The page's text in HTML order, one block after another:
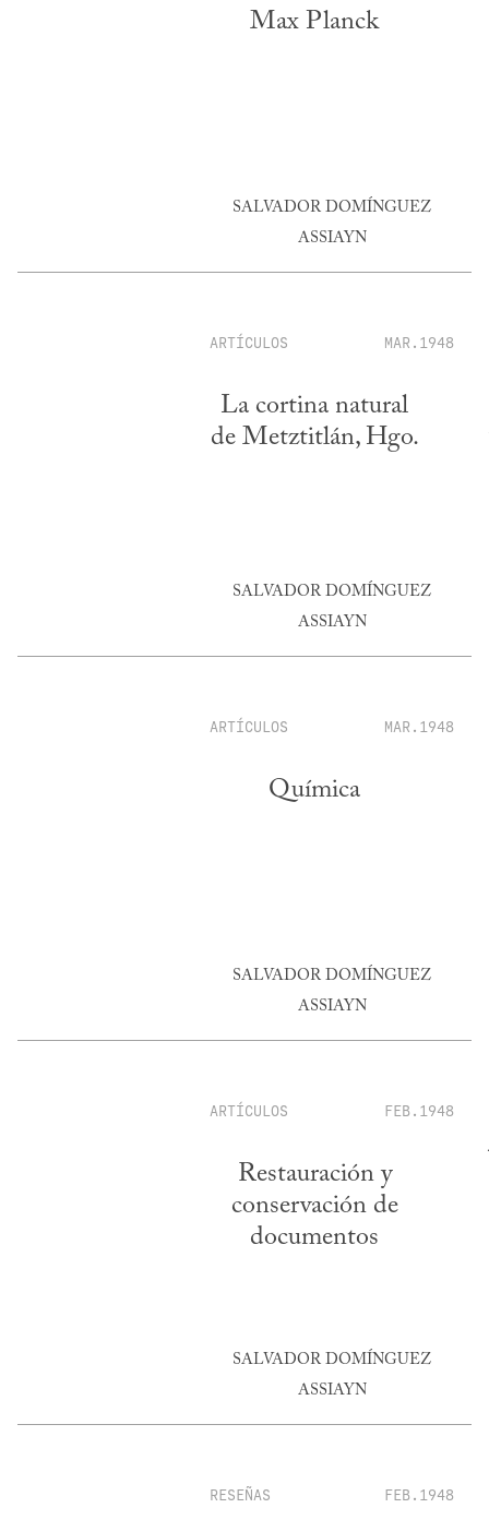
Max Planck
SALVADOR DOMÍNGUEZ
ASSIAYN
ARTÍCULOS MAR.1948
La cortina natural
de Metztitlán, Hgo.
SALVADOR DOMÍNGUEZ
ASSIAYN
ARTÍCULOS MAR.1948
Química
SALVADOR DOMÍNGUEZ
ASSIAYN
ARTÍCULOS FEB.1948
Restauración y
conservación de
documentos
SALVADOR DOMÍNGUEZ
ASSIAYN
RESEÑAS FEB.1948